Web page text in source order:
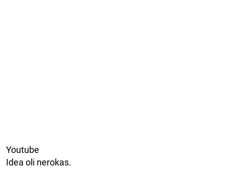
Youtube
Idea oli nerokas.